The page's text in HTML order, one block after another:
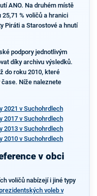
ANO. Na druhém místě
% voličů a hranici
Piráti a Starostové a hnutí
podpory jednotlivým
díky archivu výsledků.
do roku 2010, které
Níže naleznete
2021 v Suchohrdlech
2017 v Suchohrdlech
2013 v Suchohrdlech
2010 v Suchohrdlech
v obci
voličů nabízejí i jiné typy
voleb v